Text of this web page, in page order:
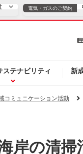
ステナビリティ 新
電気・ガスのご契約
契約
コミュニケーション活動
岸の清掃